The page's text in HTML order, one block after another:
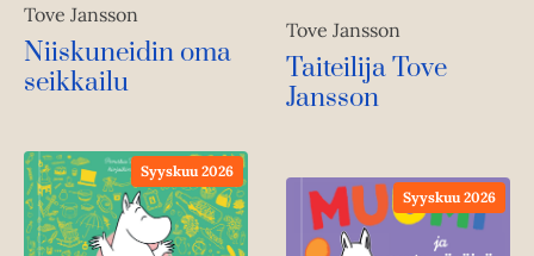
Tove Jansson
Niiskuneidin oma
seikkailu
Tove Jansson
Taiteilija Tove
Jansson
Syyskuu 2026
Syyskuu 2026